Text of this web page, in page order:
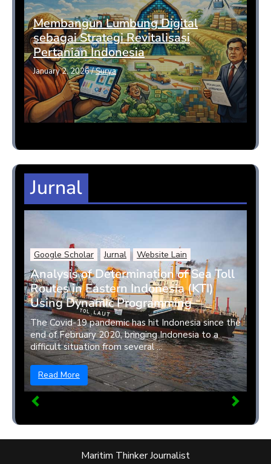
Membangun Lumbung Digital
sebagai Strategi Revitalisasi
Pertanian Indonesia
January 2, 2026/Surya
Jurnal
Google Scholar Jurnal Website Lain
Analysis of Determination of Sea Toll
Routes in Eastern Indonesia (KTI)
Using Dynamic Programming
The Covid-19 pandemic has hit Indonesia since the
end of February 2020, bringing Indonesia to a
difficult situation from several ...
Read More
Maritim Thinker Journalist